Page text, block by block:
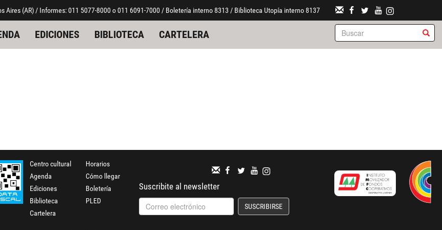
Aires (AR) / Informes: 011 5077-8000 o 011 6091-7000 / Boletería interno 8313 / Biblioteca Utopía interno 8137
EDICIONES BIBLIOTECA CARTELERA
Centro cultural
Agenda
Ediciones
Biblioteca
Cartelera
Horarios
Cómo llegar
Boletería
PLED
Suscribite al newsletter
SUSCRIBIRSE